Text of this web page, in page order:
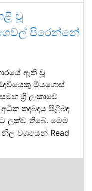
වූ
පිරෙන්නේ
ඇති වූ
මියගොස්
ශ්‍රී ලංකාවේ
තදබදය පිළිබඳ
ලක්ව තිබේ. මෙම
වශයෙන් Read